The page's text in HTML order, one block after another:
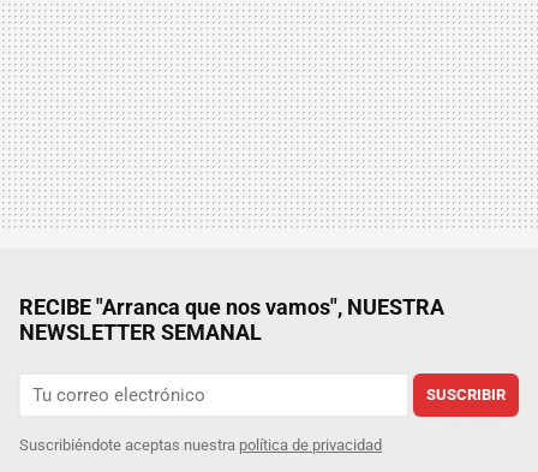
RECIBE "Arranca que nos vamos", NUESTRA
NEWSLETTER SEMANAL
SUSCRIBIR
Suscribiéndote aceptas nuestra política de privacidad